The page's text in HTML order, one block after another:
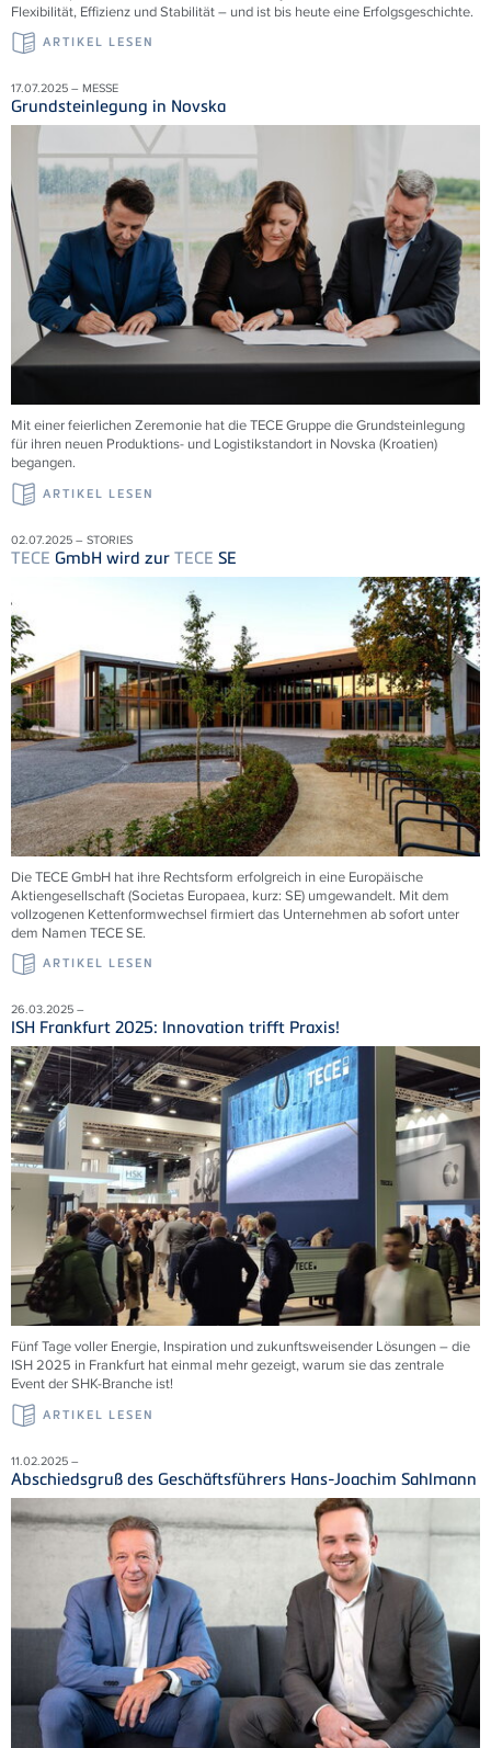
Flexibilität, Effizienz und Stabilität – und ist bis heute eine Erfolgsgeschichte.
ARTIKEL LESEN
17.07.2025 – MESSE
Grundsteinlegung in Novska
Mit einer feierlichen Zeremonie hat dieTECEGruppe die Grundsteinlegung
für ihren neuen Produktions- und Logistikstandort in Novska (Kroatien)
begangen.
ARTIKEL LESEN
02.07.2025 – STORIES
TECE GmbH wird zur TECE SE
DieTECEGmbH hat ihre Rechtsform erfolgreich in eine Europäische
Aktiengesellschaft (Societas Europaea, kurz: SE) umgewandelt. Mit dem
vollzogenen Kettenformwechsel firmiert das Unternehmen ab sofort unter
dem NamenTECESE.
ARTIKEL LESEN
26.03.2025 –
ISH Frankfurt 2025: Innovation trifft Praxis!
Fünf Tage voller Energie, Inspiration und zukunftsweisender Lösungen – die
ISH 2025 in Frankfurt hat einmal mehr gezeigt, warum sie das zentrale
Event der SHK-Branche ist!
ARTIKEL LESEN
11.02.2025 –
Abschiedsgruß des Geschäftsführers Hans-Joachim Sahlmann